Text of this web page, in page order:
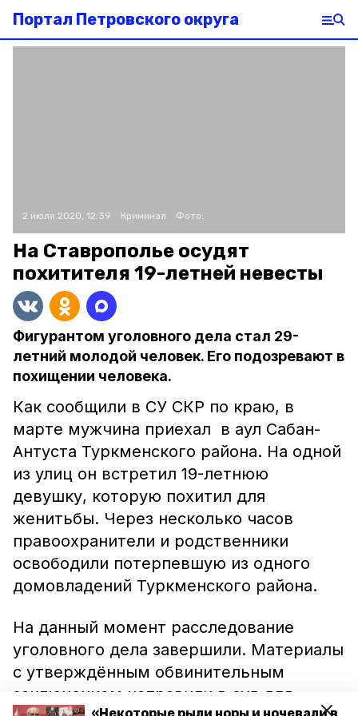
Портал Петровского округа
2 июля 2020, 12:39 Криминал Фото:
На Ставрополье осудят
похитителя 19-летней невесты
Фигурантом уголовного дела стал 29-
летний молодой человек. Его подозревают в
похищении человека.
Как сообщили в СУ СКР по краю, в
марте мужчина приехал в аул Сабан-
Антуста Туркменского района. На одной
из улиц он встретил 19-летнюю
девушку, которую похитил для
женитьбы. Через несколько часов
правоохранители и родственники
освободили потерпевшую из одного
домовладений Туркменского района.
На данный момент расследование
уголовного дела завершили. Материалы
с утверждённым обвинительным
заключением направили в суд для